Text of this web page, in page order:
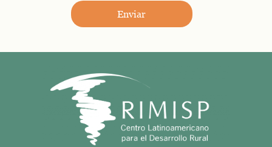
Enviar